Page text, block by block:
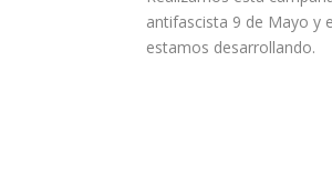
antifascista 9 de Mayo y
estamos desarrollando.